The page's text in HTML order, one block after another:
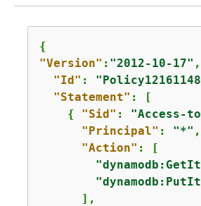
{
"Version" : "2012-10-17" ,
"Id" :
"Statement" : [
{
"Sid" : "Access-
"Principal" : "*" ,
"Action" : [
      ],